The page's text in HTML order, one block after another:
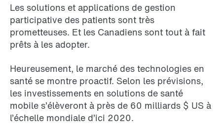
Les solutions et applications de gestion
participative des patients sont très
prometteuses. Et les Canadiens sont tout à fait
prêts à les adopter.
Heureusement, le marché des technologies en
santé se montre proactif. Selon les prévisions,
les investissements en solutions de santé
mobile s’élèveront à près de 60 milliards $ US à
l’échelle mondiale d’ici 2020.